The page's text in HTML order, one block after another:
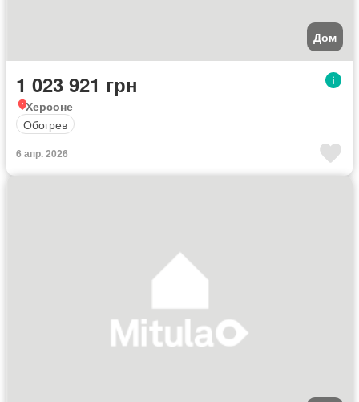
Дом
1 023 921 грн
Херсоне
Обогрев
6 апр. 2026